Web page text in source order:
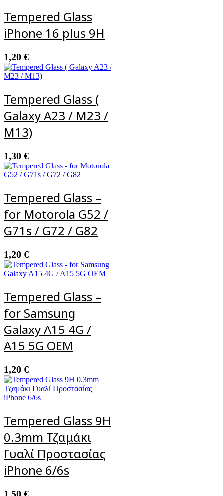
Tempered Glass
iPhone 16 plus 9H
1,20 €
Tempered Glass (
Galaxy A23 / M23 /
M13)
1,30 €
Tempered Glass –
for Motorola G52 /
G71s / G72 / G82
1,20 €
Tempered Glass –
for Samsung
Galaxy A15 4G /
A15 5G OEM
1,20 €
Tempered Glass 9H
0.3mm Τζαμάκι
Γυαλί Προστασίας
iPhone 6/6s
1,50 €